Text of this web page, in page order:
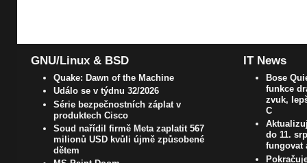
GNU/Linux & BSD
Quake: Dawn of the Machine
Událo se v týdnu 32/2026
Série bezpečnostních záplat v
produktech Cisco
Soud nařídil firmě Meta zaplatit 567
milionů USD kvůli újmě způsobené
dětem
IT News
Bose
funkce
zvuk,
C
do 11.
fungovat